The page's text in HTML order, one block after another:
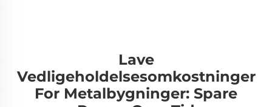
Lave
Vedligeholdelsesomkostninger
For Metalbygninger: Spare